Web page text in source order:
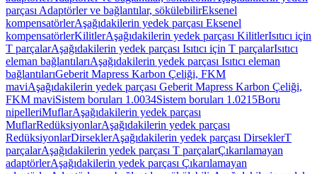
parçası Adaptörler ve bağlantılar, sökülebilirEksenel
kompensatörlerAşağıdakilerin yedek parçası Eksenel
kompensatörlerKilitlerAşağıdakilerin yedek parçası KilitlerIsıtıcı için
T parçalarAşağıdakilerin yedek parçası Isıtıcı için T parçalarIsıtıcı
eleman bağlantılarıAşağıdakilerin yedek parçası Isıtıcı eleman
bağlantılarıGeberit Mapress Karbon Çeliği, FKM
maviAşağıdakilerin yedek parçası Geberit Mapress Karbon Çeliği,
FKM maviSistem boruları 1.0034Sistem boruları 1.0215Boru
nipelleriMuflarAşağıdakilerin yedek parçası
MuflarRedüksiyonlarAşağıdakilerin yedek parçası
RedüksiyonlarDirseklerAşağıdakilerin yedek parçası DirseklerT
parçalarAşağıdakilerin yedek parçası T parçalarÇıkarılamayan
adaptörlerAşağıdakilerin yedek parçası Çıkarılamayan